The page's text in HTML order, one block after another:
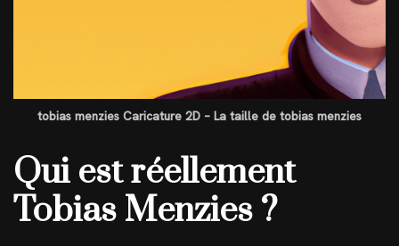
tobias menzies Caricature 2D – La taille de tobias menzies
Qui est réellement
Tobias Menzies ?